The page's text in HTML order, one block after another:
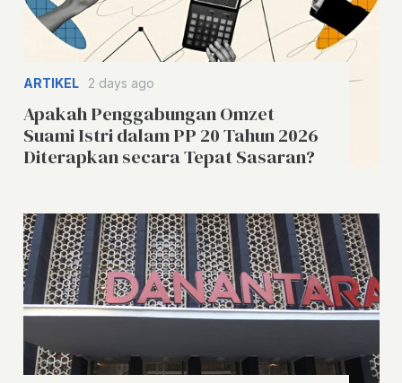
ARTIKEL 2 days ago
Apakah Penggabungan Omzet
Suami Istri dalam PP 20 Tahun 2026
Diterapkan secara Tepat Sasaran?